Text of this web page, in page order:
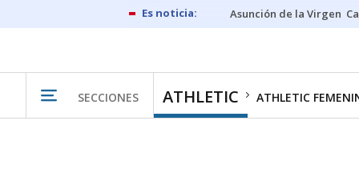
Asunción de la Virgen
SECCIONES ATHLETIC ATHLETIC